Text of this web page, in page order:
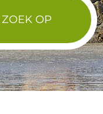
ZOEK OP